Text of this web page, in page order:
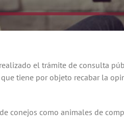
el trámite de consulta
que tiene por objeto recabar la
conejos como animales de